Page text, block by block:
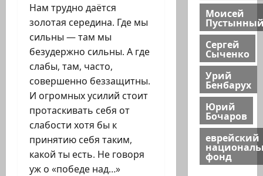
Нам трудно даётся
золотая середина. Где мы
сильны — там мы
безудержно сильны. А где
слабы, там, часто,
совершенно беззащитны.
И огромных усилий стоит
протаскивать себя от
слабости хотя бы к
принятию себя таким,
какой ты есть. Не говоря
уж о «победе над…»
Моисей
Сергей
Сыченко
Урий
Бенбарух
Юрий
Бочаров
еврейский
фонд